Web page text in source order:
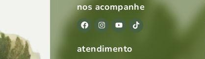
nos acompanhe
atendimento